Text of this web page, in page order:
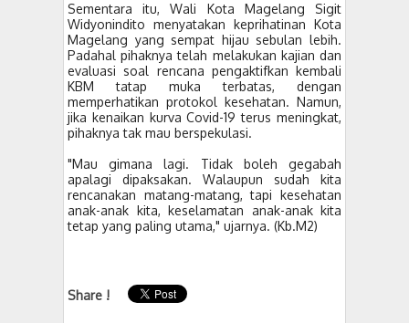
Sementara itu, Wali Kota Magelang Sigit
Widyonindito menyatakan keprihatinan Kota
Magelang yang sempat hijau sebulan lebih.
Padahal pihaknya telah melakukan kajian dan
evaluasi soal rencana pengaktifkan kembali
KBM tatap muka terbatas, dengan
memperhatikan protokol kesehatan. Namun,
jika kenaikan kurva Covid-19 terus meningkat,
pihaknya tak mau berspekulasi.
"Mau gimana lagi. Tidak boleh gegabah
apalagi dipaksakan. Walaupun sudah kita
rencanakan matang-matang, tapi kesehatan
anak-anak kita, keselamatan anak-anak kita
tetap yang paling utama," ujarnya. (Kb.M2)
Share !